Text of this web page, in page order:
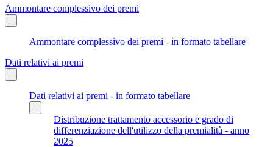
Ammontare complessivo dei premi
Ammontare complessivo dei premi - in formato tabellare
Dati relativi ai premi
Dati relativi ai premi - in formato tabellare
Distribuzione trattamento accessorio e grado di
differenziazione dell'utilizzo della premialità - anno
2025